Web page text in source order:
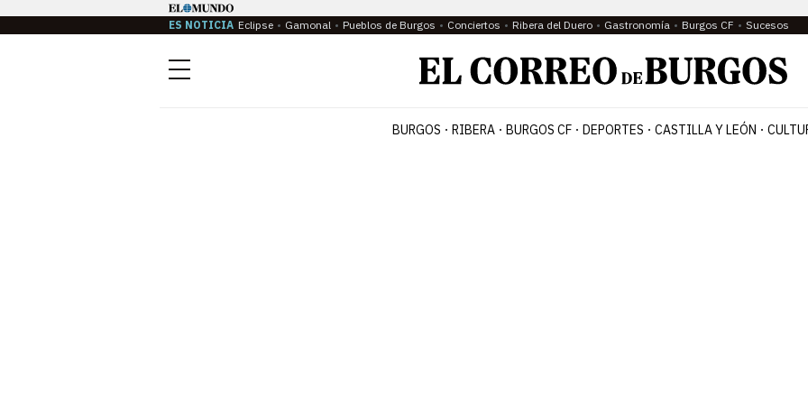
ES NOTICIA Eclipse Gamonal Pueblos de Burgos Conciertos Ribera del Duero Gastronomía Burgos CF Sucesos
Menú
BURGOS RIBERA BURGOS CF DEPORTES CASTILLA Y LEÓN